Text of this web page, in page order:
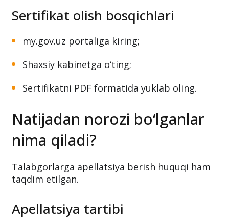
Sertifikat olish bosqichlari
my.gov.uz portaliga kiring;
Shaxsiy kabinetga o‘ting;
Sertifikatni PDF formatida yuklab oling.
Natijadan norozi bo‘lganlar
nima qiladi?
Talabgorlarga apellatsiya berish huquqi ham
taqdim etilgan.
Apellatsiya tartibi